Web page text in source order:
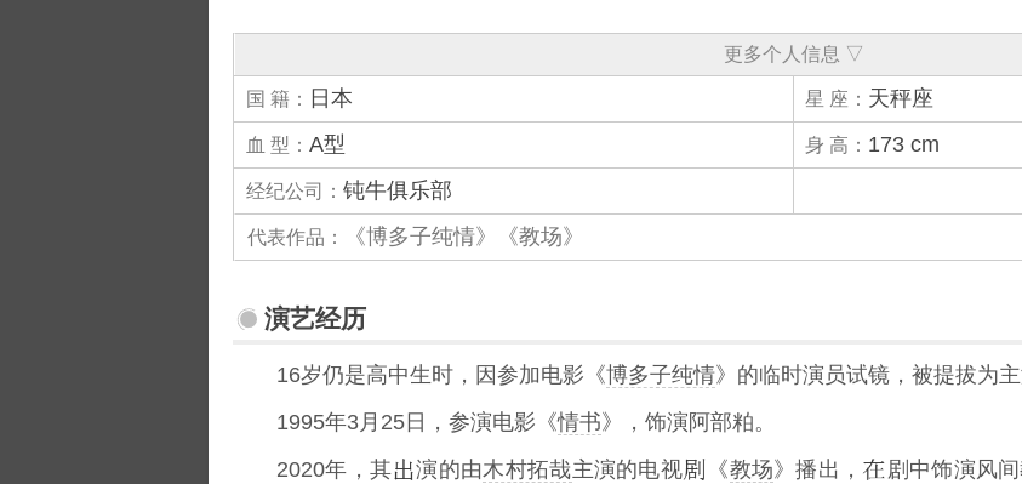
更多个人信息 ▽
国 籍： 日本 星 座： 天秤座
血 型： A型 身 高： 173 cm
经纪公司： 钝牛俱乐部
代表作品： 《博多子纯情》《教场》
演艺经历
16岁仍是高中生时，因参加电影《博多子纯情》的临时演员试镜，被提拔为
1995年3月25日，参演电影《情书》，饰演阿部粕。
2020年，其
演的由木村拓哉主演的电视 《教场》播出，
剧中饰演风